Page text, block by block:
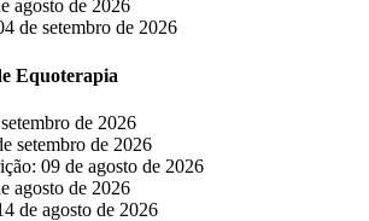
agosto de 2026
de setembro de 2026
Equoterapia
setembro de 2026
setembro de 2026
09 de agosto de 2026
agosto de 2026
de agosto de 2026